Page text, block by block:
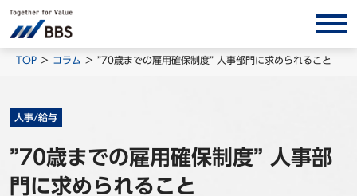
サービス/ソリューション
インサイト
TOP コラム ”70歳までの雇用確保制度” 人事部門に求められること
人事/給与
”70歳までの雇用確保制度” 人事部
門に求められること